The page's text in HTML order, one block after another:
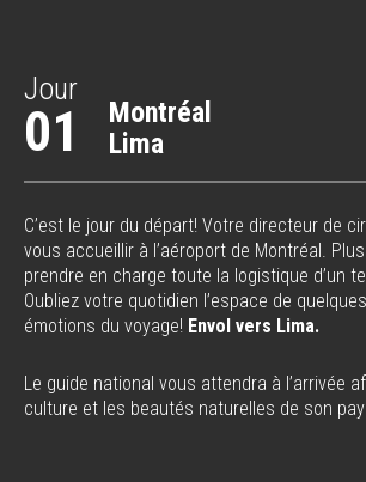
Jour
01
Montréal
Lima
C’est le jour du départ! Votre directeur de
vous accueillir à l’aéroport de Montréal.
prendre en charge toute la logistique d’un
Oubliez votre quotidien l’espace de
émotions du voyage! Envol vers Lima.
Le guide national vous attendra à l’arrivée
culture et les beautés naturelles de son